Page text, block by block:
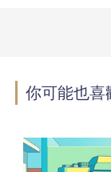
你可能也喜